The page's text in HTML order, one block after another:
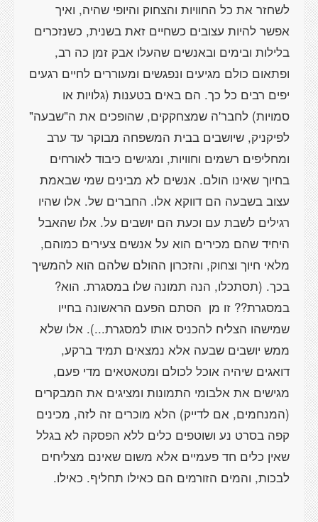
לשחזר את כל החוויות והצחוק והיופי שהיה, ואיך
אפשר להיות עצובים כשחיים זאת בשנית, כשנזכרים
בלילות ובימים ובאנשים שהעלו אבק זמן כה רב,
ופתאום כולם מגיעים ונפגשים ומעוררים לחיים רגעים
יפים רבים כל כך. הם באים בטענות (גלויות או
סמויות) לחבר'ה שמצחקקים, שהופכים את ה"שבעה"
לפיקניק, שיושבים בבית המשפחה מבוקר עד ערב
ומחליפים רשמים וחוויות, ומגישים כיבוד לאורחים
בחיוך שאינו הולם. אנשים לא מבינים שמי שבאמת
עצוב בשבעה הם דווקא אלו. החברים של. אלו שהיו
רגילים לשבת עם וכעת הם יושבים על. אלו שהאבל
היחיד שהם מכירים הוא על אנשים צעירים כמוהם,
מלאי חיוך וצחוק, והזכרון ההולם שלהם הוא להמשיך
בכך. (תסתכלו, הנה תמונה שלו במסגרת. הוא?
במסגרת?? זו מן הסתם הפעם הראשונה בחייו
שמישהו הצליח להכניס אותו למסגרת...). אלו שלא
ממש יושבים שבעה אלא נמצאים תמיד ברקע,
דואגים שיהיה אוכל לכולם ומטאטאים מדי פעם,
מגישים את אלבומי התמונות ומציגים את המבקרים
(המנחמים, אם לדייק) הלא מוכרים זה לזה, מכינים
קפה בסרט נע ושוטפים כלים ללא הפסקה לא בגלל
שאין כלים חד פעמיים אלא משום שאינם מצליחים
לבכות, והמים הזורמים הם כאילו תחליף. כאילו.